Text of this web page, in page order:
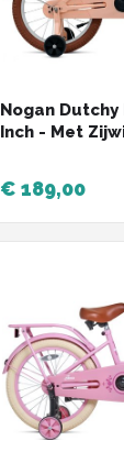
Nogan
Inch - Met
Roze
€ 189,00